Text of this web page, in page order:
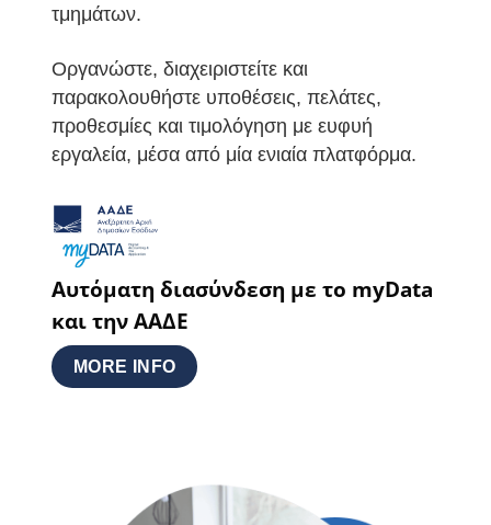
τμημάτων.
Οργανώστε, διαχειριστείτε και
παρακολουθήστε υποθέσεις, πελάτες,
προθεσμίες και τιμολόγηση με ευφυή
εργαλεία, μέσα από μία ενιαία πλατφόρμα.
Αυτόματη διασύνδεση με το myData
και την ΑΑΔΕ
MORE INFO